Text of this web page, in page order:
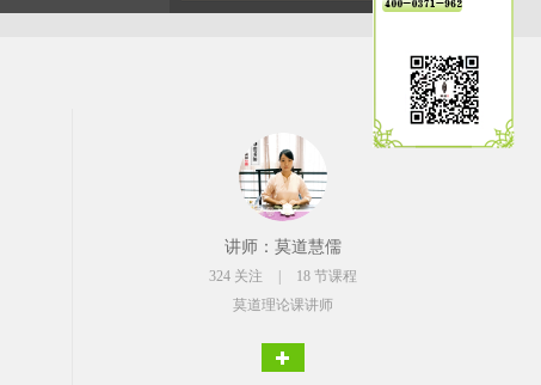
讲师：莫道慧儒
324关注
18 节课程
莫道理论课讲师